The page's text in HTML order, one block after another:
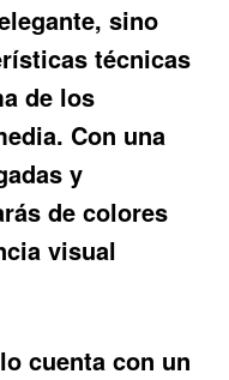
sino
técnicas
de los
Con una
y
de colores
visual
cuenta con un